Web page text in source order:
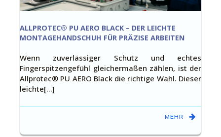
ALLPROTEC® PU AERO BLACK – DER LEICHTE
MONTAGEHANDSCHUH FÜR PRÄZISE ARBEITEN
Wenn zuverlässiger Schutz und echtes
Fingerspitzengefühl gleichermaßen zählen, ist der
Allprotec® PU AERO Black die richtige Wahl. Dieser
leichte[…]
MEHR